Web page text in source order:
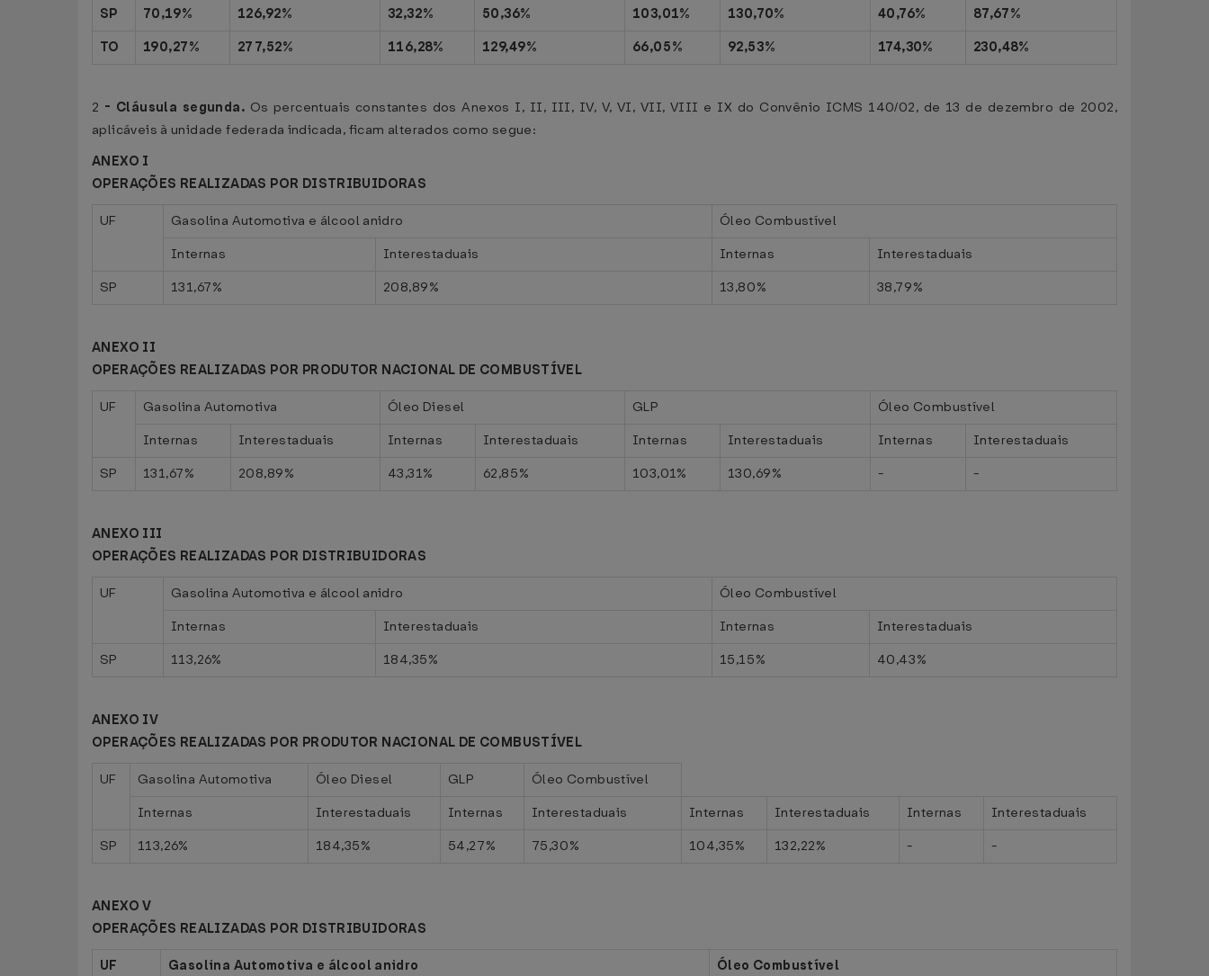
SP
70,19% 126,92% 32,32% 50,36% 103,01% 130,70% 40,76%
87,67%
TO
190,27% 277,52% 116,28% 129,49% 66,05% 92,53% 174,30% 230,48%
2 - Cláusula segunda. Os percentuais constantes dos Anexos I, II, III, IV, V, VI, VII, VIII e IX do Convênio ICMS 140/02, de 13 de dezembro de 2002,
aplicáveis à unidade federada indicada, ficam alterados como segue:
ANEXO I
OPERAÇÕES REALIZADAS POR DISTRIBUIDORAS
UF Gasolina Automotiva e álcool anidro
Óleo Combustível
Internas
Interestaduais Internas
Interestaduais
SP
131,67% 208,89% 13,80% 38,79%
ANEXO II
OPERAÇÕES REALIZADAS POR PRODUTOR NACIONAL DE COMBUSTÍVEL
UF Gasolina Automotiva Óleo Diesel GLP
Óleo Combustível
Internas
Interestaduais Internas Interestaduais Internas Interestaduais Internas
Interestaduais
SP
131,67% 208,89% 43,31% 62,85% 103,01% 130,69% - -
ANEXO III
OPERAÇÕES REALIZADAS POR DISTRIBUIDORAS
UF Gasolina Automotiva e álcool anidro
Óleo Combustível
Internas
Interestaduais Internas
Interestaduais
SP
113,26% 184,35% 15,15% 40,43%
ANEXO IV
OPERAÇÕES REALIZADAS POR PRODUTOR NACIONAL DE COMBUSTÍVEL
UF Gasolina Automotiva Óleo Diesel GLP
Óleo Combustível
Internas
Interestaduais Internas Interestaduais Internas Interestaduais Internas
Interestaduais
SP
113,26% 184,35% 54,27% 75,30% 104,35% 132,22% - -
ANEXO V
OPERAÇÕES REALIZADAS POR DISTRIBUIDORAS
UF Gasolina Automotiva e álcool anidro
Óleo Combustível